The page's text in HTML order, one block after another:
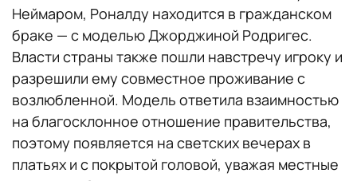
Неймаром, Роналду находится в гражданском
браке — с моделью Джорджиной Родригес.
Власти страны также пошли навстречу игроку и
разрешили ему совместное проживание с
возлюбленной. Модель ответила взаимностью
на благосклонное отношение правительства,
поэтому появляется на светских вечерах в
платьях и с покрытой головой, уважая местные